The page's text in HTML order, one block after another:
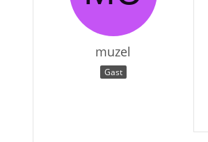
muzel
Gast